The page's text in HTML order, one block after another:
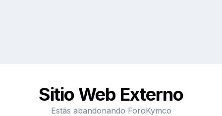
Sitio Web Externo
Estás abandonando ForoKymco